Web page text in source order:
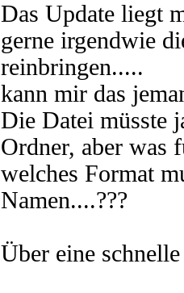
Das Update liegt
gerne irgendwie
reinbringen.....
kann mir das
Die Datei müsste
Ordner, aber was
welches Format
Namen....???
Über eine